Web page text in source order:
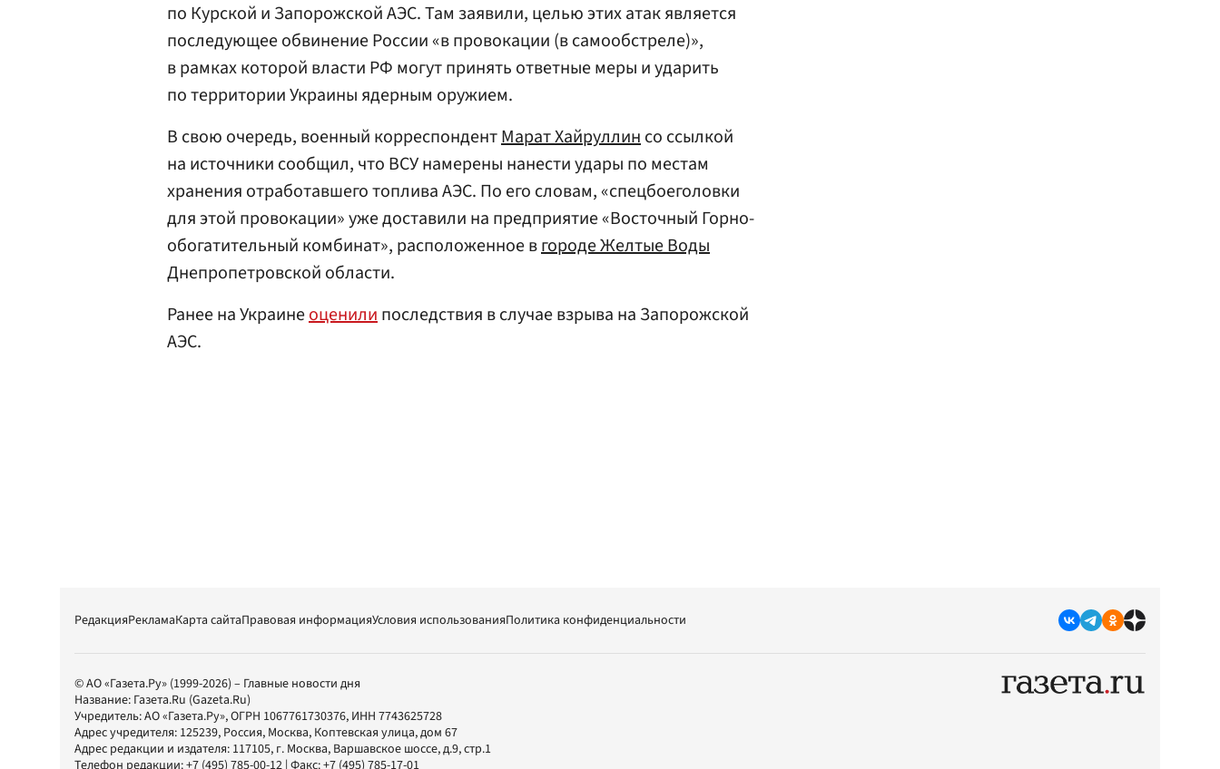
по Курской и Запорожской АЭС. Там заявили, целью этих атак является
последующее обвинение России «в провокации (в самообстреле)»,
в рамках которой власти РФ могут принять ответные меры и ударить
по территории Украины ядерным оружием.
В свою очередь, военный корреспондентМарат Хайруллинсо ссылкой
на источники сообщил, что ВСУ намерены нанести удары по местам
хранения отработавшего топлива АЭС. По его словам, «спецбоеголовки
для этой провокации» уже доставили на предприятие «Восточный Горно-
обогатительный комбинат», расположенное вгороде Желтые Воды
Днепропетровской области.
Ранее на Украинеоценилипоследствия в случае взрыва на Запорожской
АЭС.
РедакцияРекламаКарта сайтаПравовая информацияУсловия использованияПолитика конфиденциальности
© АО «Газета.Ру» (1999-2026) – Главные новости дня
Название: Газета.Ru (Gazeta.Ru)
Учредитель:АО «Газета.Ру», ОГРН 1067761730376, ИНН 7743625728
Адрес учредителя: 125239, Россия, Москва, Коптевская улица, дом 67
Адрес редакции и издателя: 117105, г. Москва, Варшавское шоссе, д.9, стр.1
Телефон редакции:+7 (495) 785-00-12 | Факс:+7 (495) 785-17-01